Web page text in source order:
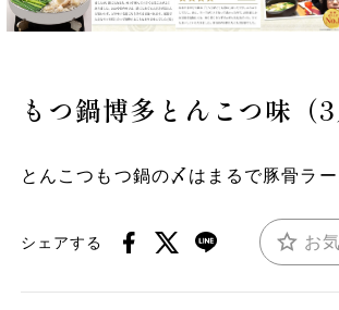
もつ鍋博多とんこつ味（3
とんこつもつ鍋の〆はまるで豚骨ラ
シェアする お